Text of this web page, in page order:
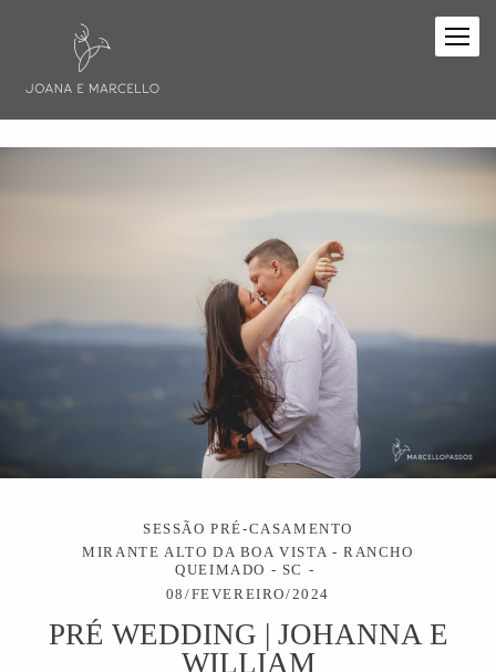
SESSÃO PRÉ-CASAMENTO
MIRANTE ALTO DA BOA VISTA - RANCHO
QUEIMADO - SC
08/FEVEREIRO/2024
PRÉ WEDDING | JOHANNA E
WILLIAM